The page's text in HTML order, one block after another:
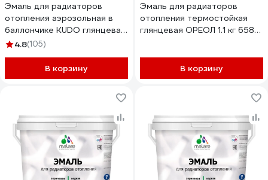
Эмаль для радиаторов
отопления аэрозольная в
баллончике KUDO глянцевая
белая KU-5101
4.8(105)
В корзину
Эмаль для радиаторов
отопления термостойкая
глянцевая ОРЕОЛ 1.1 кг 658
В корзину